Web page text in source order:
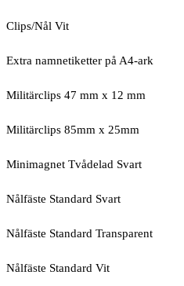
Clips/Nål Vit
Extra namnetiketter på A4-ark
Militärclips 47 mm x 12 mm
Militärclips 85mm x 25mm
Minimagnet Tvådelad Svart
Nålfäste Standard Svart
Nålfäste Standard Transparent
Nålfäste Standard Vit